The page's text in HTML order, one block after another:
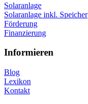
Solaranlage
Solaranlage inkl. Speicher
Förderung
Finanzierung
Informieren
Blog
Lexikon
Kontakt